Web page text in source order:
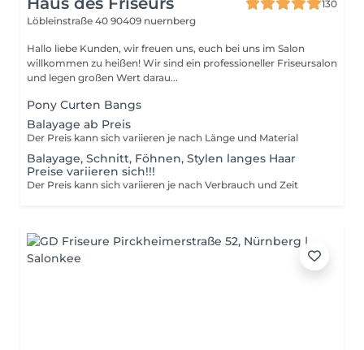
130
Löbleinstraße 40 90409 nuernberg
Hallo liebe Kunden, wir freuen uns, euch bei uns im Salon
willkommen zu heißen! Wir sind ein professioneller Friseursalon
und legen großen Wert darau...
Pony Curten Bangs
Balayage ab Preis
Der Preis kann sich variieren je nach Länge und Material
Balayage, Schnitt, Föhnen, Stylen langes Haar
Preise variieren sich!!!
Der Preis kann sich variieren je nach Verbrauch und Zeit